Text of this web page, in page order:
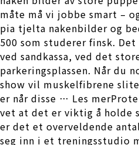
måte må vi jobbe smart –
pia tjelta nakenbilder og
500 som studerer finsk.
ved sandkassa, ved det
parkeringsplassen. Når du
show vil muskelfibrene
er når disse … Les
vet at det er viktig å holde
er det et overveldende
seg inn i et treningsstudio